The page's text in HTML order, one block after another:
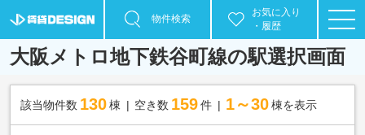
物件検索
お気に入り
・履歴
大阪メトロ地下鉄谷町線の駅選択画面
該当物件数 130棟 空き数 159 件 1～30 棟を表示